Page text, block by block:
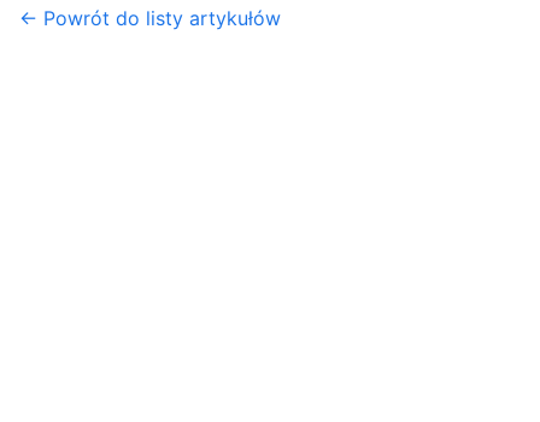
← Powrót do listy artykułów